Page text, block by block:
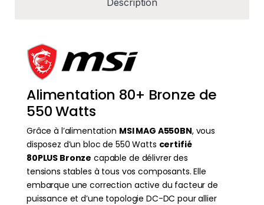
Alimentation 80+ Bronze de
550 Watts
Grâce à l’alimentation MSI MAG A550BN, vous
disposez d’un bloc de 550 Watts certifié
80PLUS Bronze capable de délivrer des
tensions stables à tous vos composants. Elle
embarque une correction active du facteur de
puissance et d’une topologie DC-DC pour allier